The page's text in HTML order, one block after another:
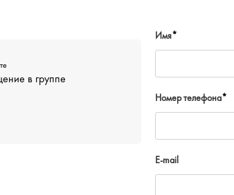
в группе
Имя*
Номер телефона*
E-mail